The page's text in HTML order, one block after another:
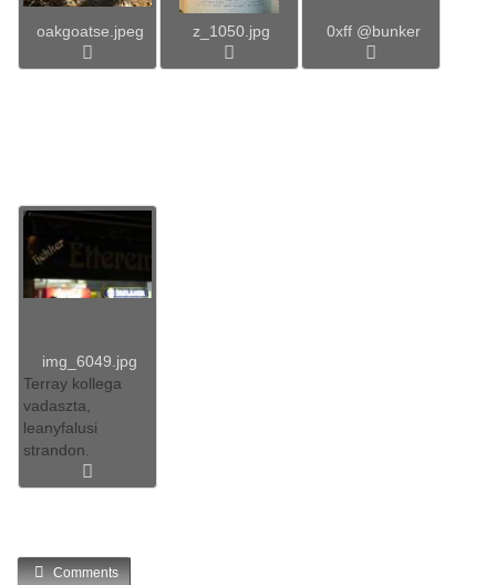
oakgoatse.jpeg z_1050.jpg 0xff @bunker
img_6049.jpg
Terray kollega
vadaszta,
leanyfalusi
strandon.
Comments